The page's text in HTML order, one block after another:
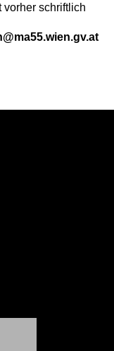
vorher schriftlich